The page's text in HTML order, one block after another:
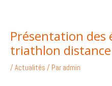
Présentation des
triathlon
/Actualités / Par admin